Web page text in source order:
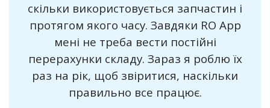
скільки використовується запчастин і
протягом якого часу. Завдяки RO App
мені не треба вести постійні
перерахунки складу. Зараз я роблю їх
раз на рік, щоб звіритися, наскільки
правильно все працює.